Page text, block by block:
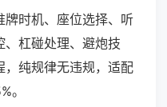
牌时机、座位选择、听
、杠碰处理、避炮技
，纯规律无违规，适配
。